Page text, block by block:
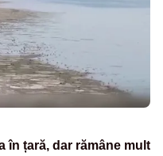
în țară, dar rămâne mult